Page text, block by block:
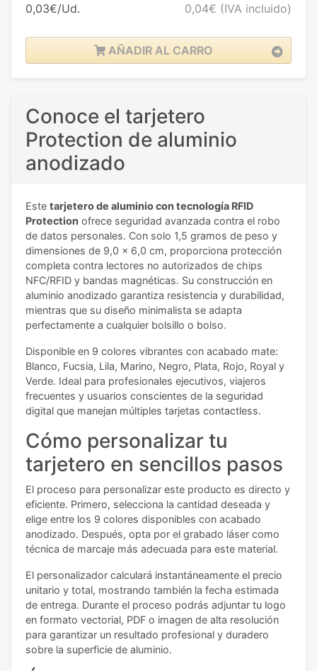
0,03€/Ud. 0,04€ (IVA incluido)
AÑADIR AL CARRO
Conoce el tarjetero
Protection de aluminio
anodizado
Este tarjetero de aluminio con tecnología RFID
Protection ofrece seguridad avanzada contra el robo
de datos personales. Con solo 1,5 gramos de peso y
dimensiones de 9,0 x 6,0 cm, proporciona protección
completa contra lectores no autorizados de chips
NFC/RFID y bandas magnéticas. Su construcción en
aluminio anodizado garantiza resistencia y durabilidad,
mientras que su diseño minimalista se adapta
perfectamente a cualquier bolsillo o bolso.
Disponible en 9 colores vibrantes con acabado mate:
Blanco, Fucsia, Lila, Marino, Negro, Plata, Rojo, Royal y
Verde. Ideal para profesionales ejecutivos, viajeros
frecuentes y usuarios conscientes de la seguridad
digital que manejan múltiples tarjetas contactless.
Cómo personalizar tu
tarjetero en sencillos pasos
El proceso para personalizar este producto es directo y
eficiente. Primero, selecciona la cantidad deseada y
elige entre los 9 colores disponibles con acabado
anodizado. Después, opta por el grabado láser como
técnica de marcaje más adecuada para este material.
El personalizador calculará instantáneamente el precio
unitario y total, mostrando también la fecha estimada
de entrega. Durante el proceso podrás adjuntar tu logo
en formato vectorial, PDF o imagen de alta resolución
para garantizar un resultado profesional y duradero
sobre la superficie de aluminio.